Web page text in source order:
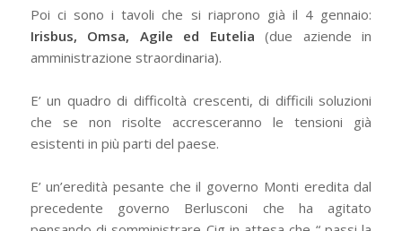
Poi ci sono i tavoli che si riaprono già il 4 gennaio:
Irisbus, Omsa, Agile ed Eutelia(due aziende in
amministrazione straordinaria).
E’ un quadro di difficoltà crescenti, di difficili soluzioni
che se non risolte accresceranno le tensioni già
esistenti in più parti del paese.
E’ un’eredità pesante che il governo Monti eredita dal
precedente governo Berlusconi che ha agitato